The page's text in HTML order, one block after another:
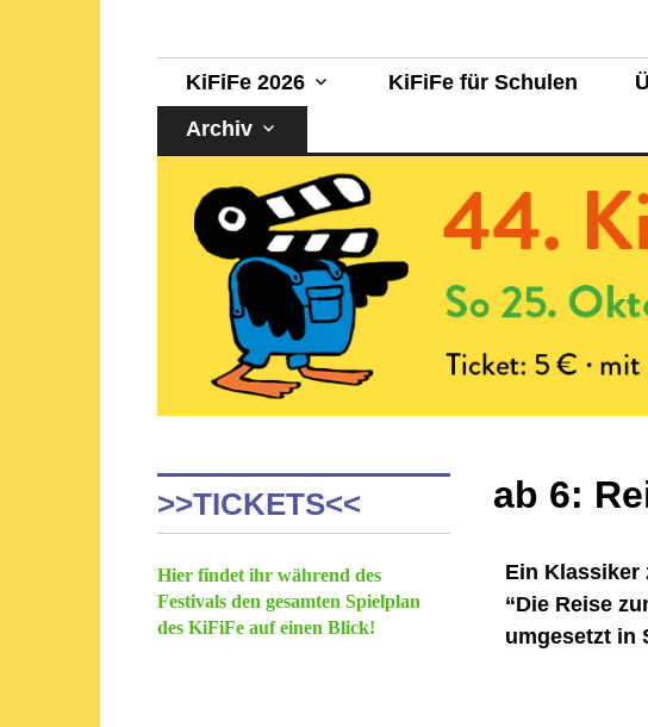
KinderFilmFest
KiFiFe 2026 KiFiFe für Schulen
Archiv
ab 6:
Ein Klassiker
“Die Reise
umgesetzt in
>>TICKETS<<
Hier findet ihr während des
Festivals den gesamten Spielplan
des KiFiFe auf einen Blick!